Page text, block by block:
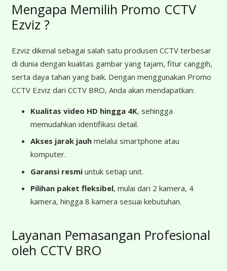
Mengapa Memilih Promo CCTV
Ezviz ?
Ezviz dikenal sebagai salah satu produsen CCTV terbesar
di dunia dengan kualitas gambar yang tajam, fitur canggih,
serta daya tahan yang baik. Dengan menggunakan Promo
CCTV Ezviz dari CCTV BRO, Anda akan mendapatkan:
Kualitas video HD hingga 4K, sehingga
memudahkan identifikasi detail.
Akses jarak jauh melalui smartphone atau
komputer.
Garansi resmi untuk setiap unit.
Pilihan paket fleksibel, mulai dari 2 kamera, 4
kamera, hingga 8 kamera sesuai kebutuhan.
Layanan Pemasangan Profesional
oleh CCTV BRO